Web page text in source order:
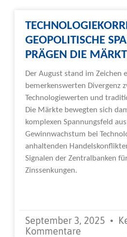
GEOPOLITISCHE
PRÄGEN DIE
Der August stand im Zeichen
bemerkenswerten Divergenz
Technologiewerten und
Die Märkte bewegten sich
komplexen Spannungsfeld
Gewinnwachstum bei
anhaltenden
Signalen der Zentralbanken
Zinssenkungen.
September 3, 2025
Kommentare